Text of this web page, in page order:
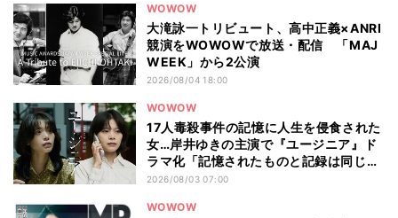
WOWOW
大滝詠一トリビュート、高中正義×ANRI
競演をWOWOWで放送・配信 「MAJ
WEEK」から2公演
2026/08/04 18:00
WOWOW
17人毒殺事件の記憶に人生を侵食された
女…岸井ゆきの主演で『ユージニア』ド
ラマ化「記憶されたものと記録は同じも
のではない」
2026/08/03 07:00
WOWOW